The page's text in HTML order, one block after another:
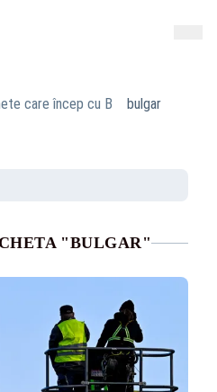
care încep cu B bulgar
"BULGAR"